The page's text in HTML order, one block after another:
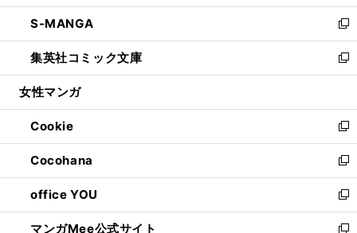
開
く
ウ
で
開
く
ン
ド
ウ
で
開
ウ
ィ
ン
ド
ウ
開
く
し
い
ウ
ィ
ン
ウ
で
開
く
S-MANGA
新
し
い
ウ
ン
ド
ウ
で
開
く
集英社コミック文庫
新
し
ウ
ィ
ン
ド
ウ
で
開
く
女性マンガ
Cookie
新
し
い
ウ
ィ
ン
ド
Cocohana
新
し
い
ウ
office YOU
新
し
マンガMee公式サイト